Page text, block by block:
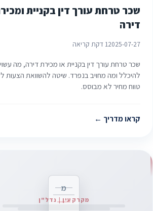
שכר טרחת עורך דין בקניית
דירה
2025-07-271 דקת קריאה
שכר טרחת עורך דין בקניית או מכירת דירה, מה עשוי
להיכלל ומה מחויב בנפרד. שיטה להשוואת הצעות
טווח מחיר לא מבוסס.
קראו מדריך
מ
מקרקעין | נדל"ן